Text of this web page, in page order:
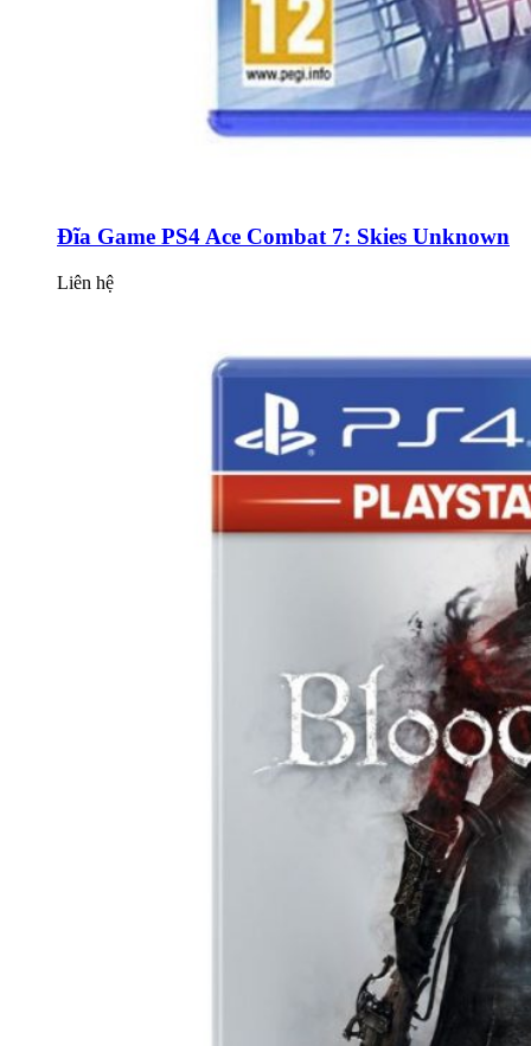
Đĩa Game PS4 Ace Combat 7: Skies Unknown
Liên hệ